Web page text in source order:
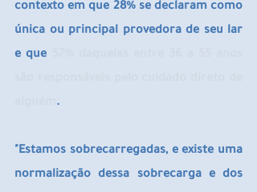
contexto em que 28% se declaram como
única ou principal provedora de seu lar
e que
.
"Estamos sobrecarregadas, e existe uma
normalização dessa sobrecarga e dos